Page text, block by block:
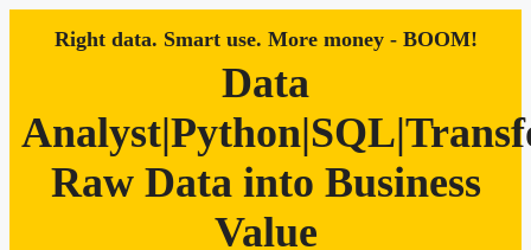
Right data. Smart use. More money - BOOM!
Data
Raw Data into Business
Value